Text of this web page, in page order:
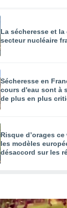
La sécheresse et
secteur nucléaire
Sécheresse en
cours d'eau sont à
de plus en plus
Risque d’orages
les modèles
désaccord sur les